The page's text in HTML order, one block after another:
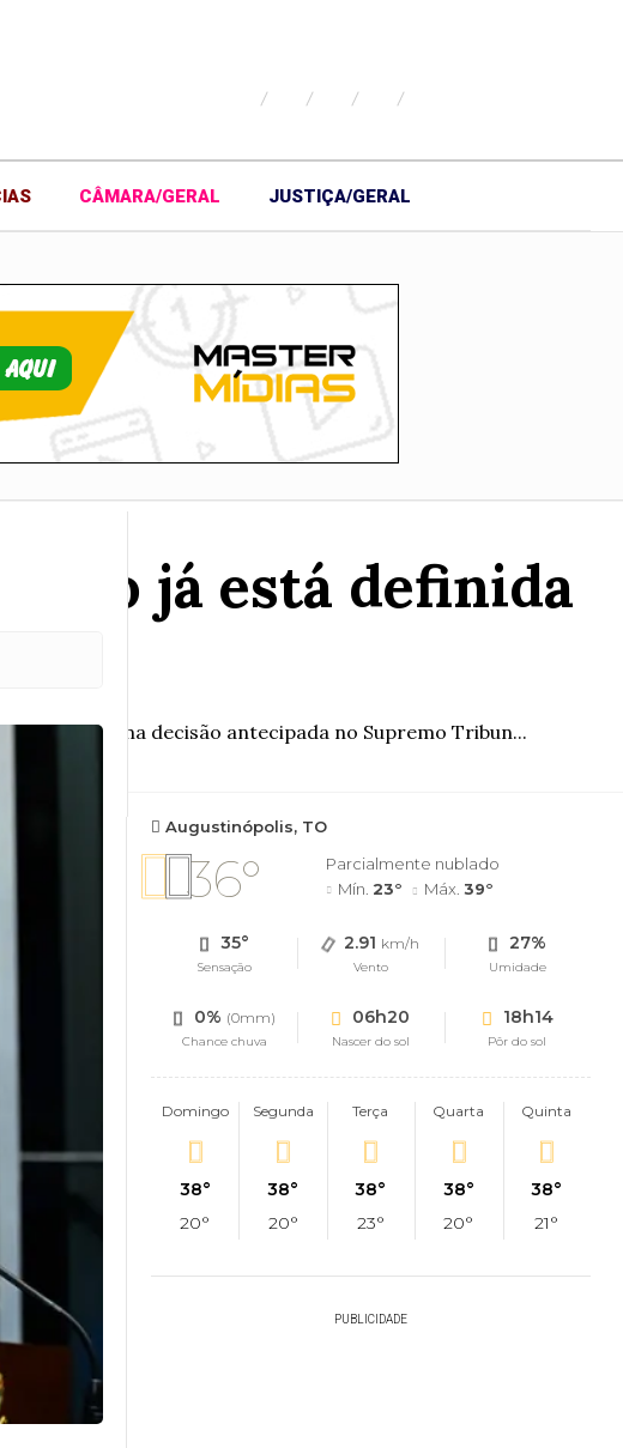
CÂMARA/GERAL JUSTIÇA/GERAL
já está definida
já existe uma decisão antecipada no Supremo Tribun...
Augustinópolis, TO
36°
Parcialmente nublado
Mín. 23° Máx. 39°
35°
Sensação
2.91 km/h
Vento
27%
Umidade
0% (0mm)
Chance chuva
06h20
Nascer do sol
18h14
Pôr do sol
Domingo
38°
20°
Segunda
38°
20°
Terça
38°
23°
Quarta
38°
20°
Quinta
38°
21°
PUBLICIDADE